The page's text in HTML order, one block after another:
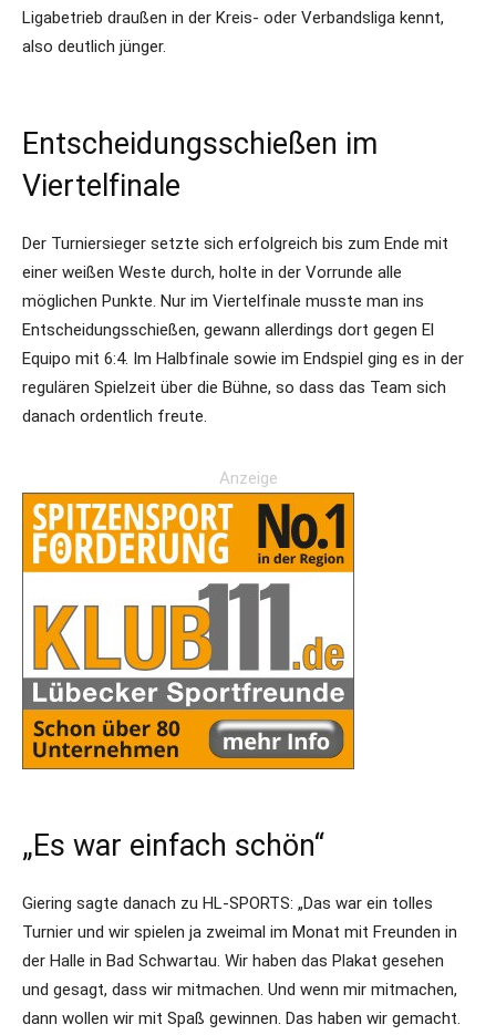
Ligabetrieb draußen in der Kreis- oder Verbandsliga kennt,
also deutlich jünger.
Entscheidungsschießen im
Viertelfinale
Der Turniersieger setzte sich erfolgreich bis zum Ende mit
einer weißen Weste durch, holte in der Vorrunde alle
möglichen Punkte. Nur im Viertelfinale musste man ins
Entscheidungsschießen, gewann allerdings dort gegen El
Equipo mit 6:4. Im Halbfinale sowie im Endspiel ging es in der
regulären Spielzeit über die Bühne, so dass das Team sich
danach ordentlich freute.
Anzeige
„Es war einfach schön“
Giering sagte danach zu HL-SPORTS: „Das war ein tolles
Turnier und wir spielen ja zweimal im Monat mit Freunden in
der Halle in Bad Schwartau. Wir haben das Plakat gesehen
und gesagt, dass wir mitmachen. Und wenn mir mitmachen,
dann wollen wir mit Spaß gewinnen. Das haben wir gemacht.